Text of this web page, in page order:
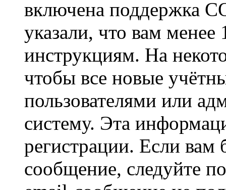
включена поддержка
указали, что вам
инструкциям. На
чтобы все новые
пользователями или
систему. Эта
регистрации. Если
сообщение, следуйте